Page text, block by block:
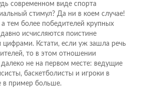
современном виде спорта
стимул? Да ни в коем случае!
а тем более победителей крупных
исчисляются поистине
цифрами. Кстати, если уж зашла речь
то в этом отношении
не на первом месте: ведущие
баскетболисты и игроки в
в пример больше.